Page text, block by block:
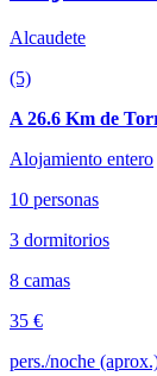
Alcaudete
(5)
A 26.6 Km de
Alojamiento entero
10 personas
3 dormitorios
8 camas
35 €
pers./noche